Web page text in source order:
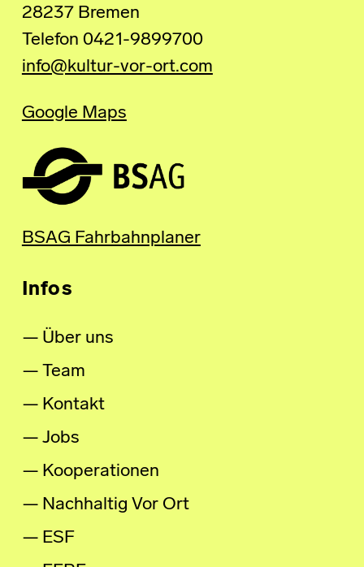
28237 Bremen
Telefon 0421-9899700
info@kultur-vor-ort.com
Google Maps
BSAG Fahrbahnplaner
Infos
Über uns
Team
Kontakt
Jobs
Kooperationen
Nachhaltig Vor Ort
ESF